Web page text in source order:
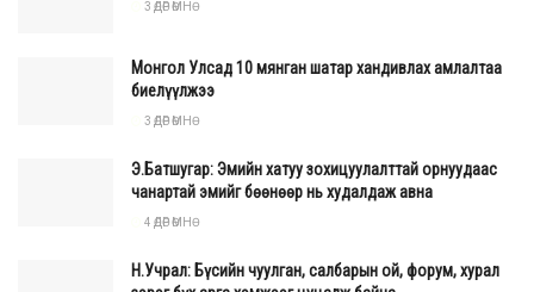
3 ӨДӨР ӨМНӨ
Монгол Улсад 10 мянган шатар хандивлах амлалтаа
биелүүлжээ
3 ӨДӨР ӨМНӨ
Э.Батшугар: Эмийн хатуу зохицуулалттай орнуудаас
чанартай эмийг бөөнөөр нь худалдаж авна
4 ӨДӨР ӨМНӨ
Н.Учрал: Бүсийн чуулган, салбарын ой, форум, хурал